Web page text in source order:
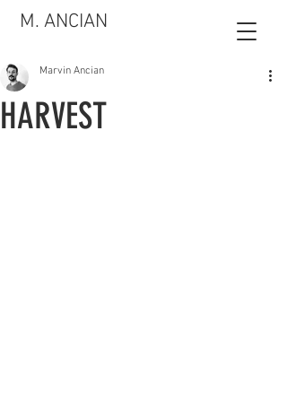
M. ANCIAN
HARVEST
Marvin Ancian